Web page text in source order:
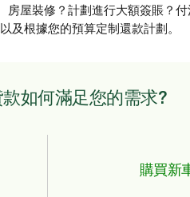
房屋裝修？計劃進行大額簽賬？
及根據您的預算定制還款計劃。
如何滿足您的需求?
購買新